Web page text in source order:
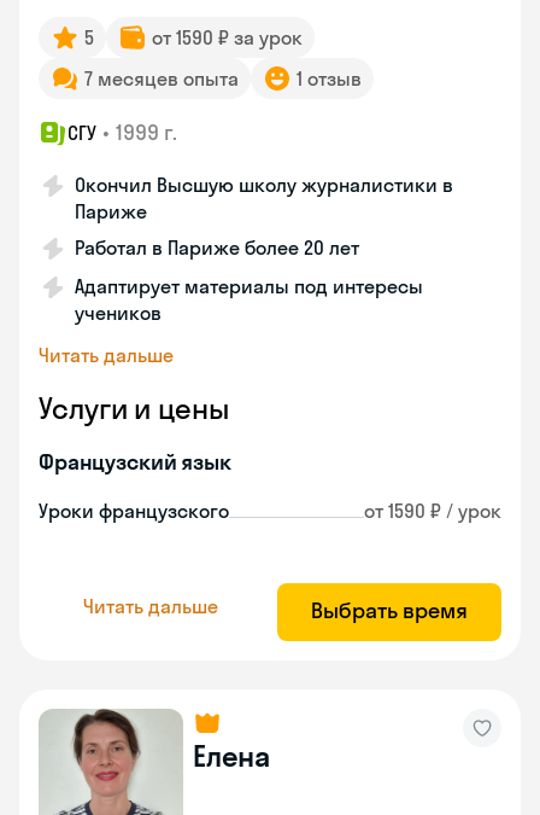
5
от 1590 ₽ за урок
7 месяцев опыта
1 отзыв
СГУ • 1999 г.
Окончил Высшую школу журналистики в
Париже
Работал в Париже более 20 лет
Адаптирует материалы под интересы
учеников
Читать дальше
Услуги и цены
Французский язык
Уроки французского от 1590 ₽ / урок
Читать дальше Выбрать время
Елена